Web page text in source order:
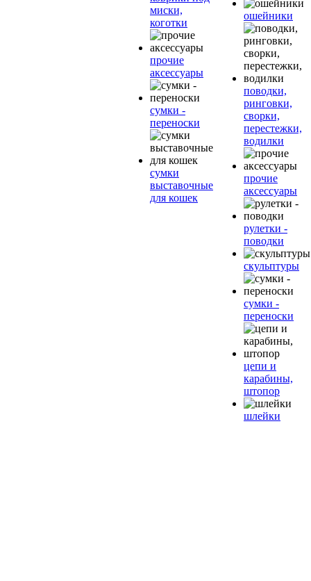
миски,
коготки
прочие
аксессуары
сумки -
переноски
сумки
выставочные
для кошек
ошейники
поводки,
ринговки,
сворки,
перестежки,
водилки
прочие
аксессуары
рулетки -
поводки
скульптуры
сумки -
переноски
цепи и
карабины,
штопор
шлейки